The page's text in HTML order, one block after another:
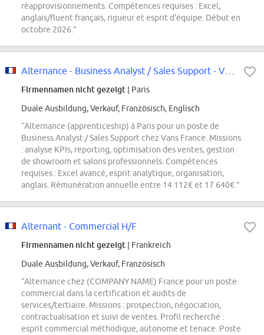
réapprovisionnements. Compétences requises : Excel,
anglais/fluent français, rigueur et esprit d'équipe. Début en
octobre 2026.”
Firmennamen nicht gezeigt | Paris
Duale Ausbildung, Verkauf, Französisch, Englisch
“Alternance (apprenticeship) à Paris pour un poste de
Business Analyst / Sales Support chez Vans France. Missions
: analyse KPIs, reporting, optimisation des ventes, gestion
de showroom et salons professionnels. Compétences
requises : Excel avancé, esprit analytique, organisation,
anglais. Rémunération annuelle entre 14 112€ et 17 640€.”
Alternant - Commercial H/F
Firmennamen nicht gezeigt | Frankreich
Duale Ausbildung, Verkauf, Französisch
“Alternance chez (COMPANY NAME) France pour un poste
commercial dans la certification et audits de
services/tertiaire. Missions : prospection, négociation,
contractualisation et suivi de ventes. Profil recherché :
esprit commercial méthodique, autonome et tenace. Poste